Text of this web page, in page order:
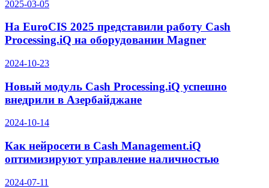
2025-03-05
На EuroCIS 2025 представили работу Cash
Processing.iQ на оборудовании Magner
2024-10-23
Новый модуль Cash Processing.iQ успешно
внедрили в Азербайджане
2024-10-14
Как нейросети в Cash Management.iQ
оптимизируют управление наличностью
2024-07-11